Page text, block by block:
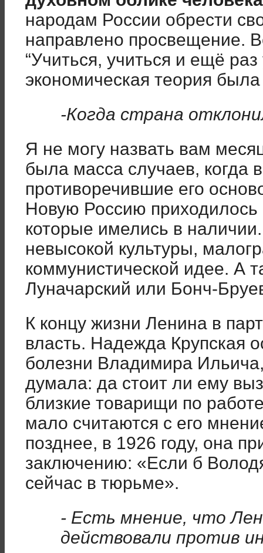
народам России обрести
направлено просвещение.
“Учиться, учиться и ещё раз
экономическая теория
-Когда страна
Я не могу назвать вам
была масса случаев, когда
противоречившие его
Новую Россию приходилось
которые имелись в
невысокой культуры,
коммунистической идее. А
Луначарский или Бонч-
К концу жизни Ленина в
власть. Надежда Крупская
болезни Владимира
думала: да стоит ли ему
близкие товарищи по
мало считаются с его
позднее, в 1926 году, она
заключению: «Если б
сейчас в тюрьме».
- Есть мнение, что
действовали против